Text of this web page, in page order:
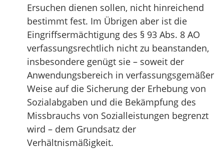
Ersuchen dienen sollen, nicht hinreichend
bestimmt fest. Im Übrigen aber ist die
Eingriffsermächtigung des § 93 Abs. 8 AO
verfassungsrechtlich nicht zu beanstanden,
insbesondere genügt sie – soweit der
Anwendungsbereich in verfassungsgemäßer
Weise auf die Sicherung der Erhebung von
Sozialabgaben und die Bekämpfung des
Missbrauchs von Sozialleistungen begrenzt
wird – dem Grundsatz der
Verhältnismäßigkeit.